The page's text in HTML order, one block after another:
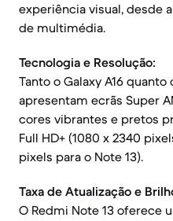
experiência visual, desde
de multimédia.
Tecnologia e Resolução:
Tanto o Galaxy A16 quanto
apresentam ecrãs Super
cores vibrantes e pretos
Full HD+ (1080 x 2340
pixels para o Note 13).
Taxa de Atualização e
O Redmi Note 13 oferece